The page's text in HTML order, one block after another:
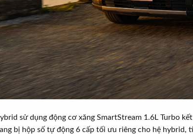
sử dụng động cơ xăng SmartStream 1.6L Turbo
bị hộp số tự động 6 cấp tối ưu riêng cho hệ